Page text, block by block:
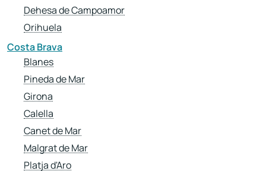
Dehesa de Campoamor
Orihuela
Costa Brava
Blanes
Pineda de Mar
Girona
Calella
Canet de Mar
Malgrat de Mar
Platja d'Aro